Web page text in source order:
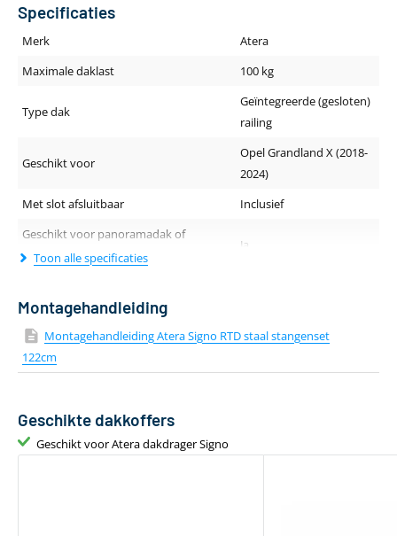
Specificaties
Merk
Atera
Maximale daklast
100 kg
Type dak
Geïntegreerde (gesloten)
railing
Geschikt voor
Opel Grandland X (2018-
2024)
Met slot afsluitbaar
Inclusief
Geschikt voor panoramadak of
schuif-/kanteldak
Ja
Dakdragerprofiel (breedte - hoogte)
Lengte van de drager
122 cm
Kleur
Zwart
Aantal dakdragers
Toon alle specificaties
Montagehandleiding
Montagehandleiding Atera Signo RTD staal stangenset
122cm
Geschikte dakkoffers
Geschikt voor Atera dakdrager Signo